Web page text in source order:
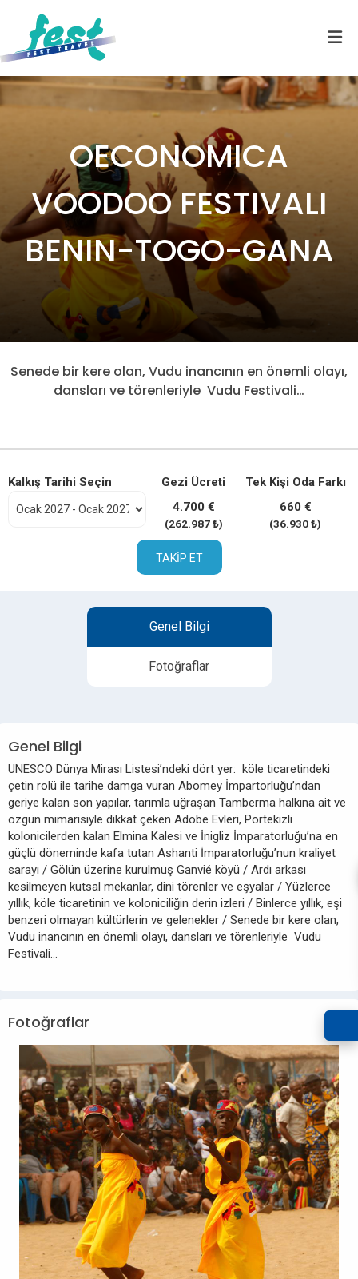
OECONOMICA
VOODOO FESTIVALI
BENIN-TOGO-GANA
Senede bir kere olan, Vudu inancının en önemli olayı,
dansları ve törenleriyle Vudu Festivali…
Kalkış Tarihi Seçin
Gezi Ücreti
4.700 €
(262.987 ₺)
Tek Kişi Oda Farkı
660 €
(36.930 ₺)
TAKIP ET
Genel Bilgi
Fotoğraflar
Genel Bilgi
UNESCO Dünya Mirası Listesi’ndeki dört yer: köle ticaretindeki
çetin rolü ile tarihe damga vuran Abomey İmpartorluğu’ndan
geriye kalan son yapılar, tarımla uğraşan Tamberma halkına ait ve
özgün mimarisiyle dikkat çeken Adobe Evleri, Portekizli
kolonicilerden kalan Elmina Kalesi ve İnigliz İmparatorluğu’na en
güçlü döneminde kafa tutan Ashanti İmparatorluğu’nun kraliyet
sarayı / Gölün üzerine kurulmuş Ganvié köyü / Ardı arkası
kesilmeyen kutsal mekanlar, dini törenler ve eşyalar / Yüzlerce
yıllık, köle ticaretinin ve koloniciliğin derin izleri / Binlerce yıllık, eşi
benzeri olmayan kültürlerin ve gelenekler / Senede bir kere olan,
Vudu inancının en önemli olayı, dansları ve törenleriyle Vudu
Festivali…
Fotoğraflar